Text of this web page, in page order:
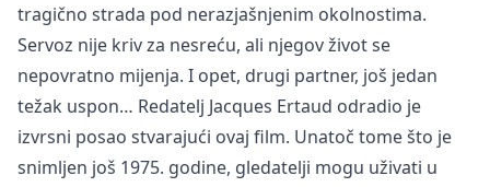
tragično strada pod nerazjašnjenim okolnostima.
Servoz nije kriv za nesreću, ali njegov život se
nepovratno mijenja. I opet, drugi partner, još jedan
težak uspon… Redatelj Jacques Ertaud odradio je
izvrsni posao stvarajući ovaj film. Unatoč tome što je
snimljen još 1975. godine, gledatelji mogu uživati u